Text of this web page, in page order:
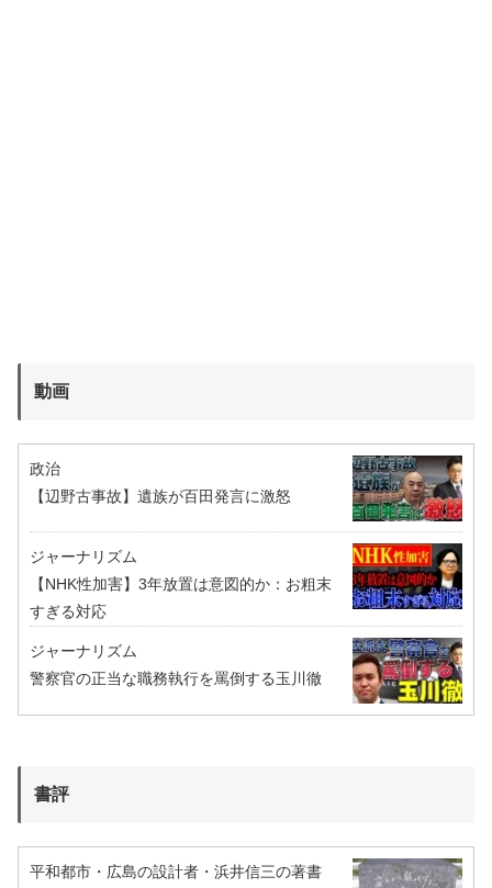
動画
政治
【辺野古事故】遺族が百田発言に激怒
ジャーナリズム
【NHK性加害】3年放置は意図的か：お粗末
すぎる対応
ジャーナリズム
警察官の正当な職務執行を罵倒する玉川徹
書評
平和都市・広島の設計者・浜井信三の著書